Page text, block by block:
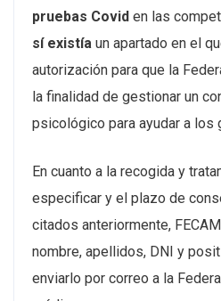
pruebas Covid en las
sí existía un apartado en el
autorización para que la
la finalidad de gestionar un
psicológico para ayudar a los
En cuanto a la recogida y
especificar y el plazo de
citados anteriormente,
nombre, apellidos, DNI y
enviarlo por correo a la